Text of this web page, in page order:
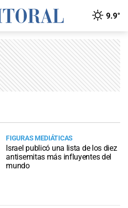
9.9°
FIGURAS MEDIÁTICAS
Israel publicó una lista de los diez
antisemitas más influyentes del
mundo